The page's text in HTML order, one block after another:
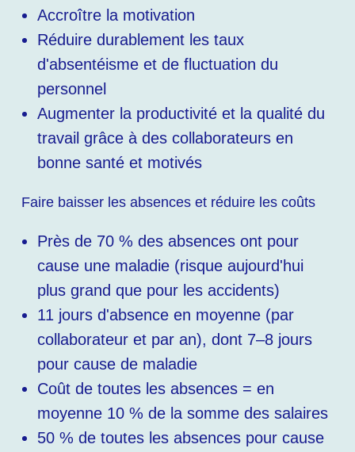
Accroître la motivation
Réduire durablement les taux
d'absentéisme et de fluctuation du
personnel
Augmenter la productivité et la qualité du
travail grâce à des collaborateurs en
bonne santé et motivés
Faire baisser les absences et réduire les coûts
Près de 70 % des absences ont pour
cause une maladie (risque aujourd'hui
plus grand que pour les accidents)
11 jours d'absence en moyenne (par
collaborateur et par an), dont 7–8 jours
pour cause de maladie
Coût de toutes les absences = en
moyenne 10 % de la somme des salaires
50 % de toutes les absences pour cause